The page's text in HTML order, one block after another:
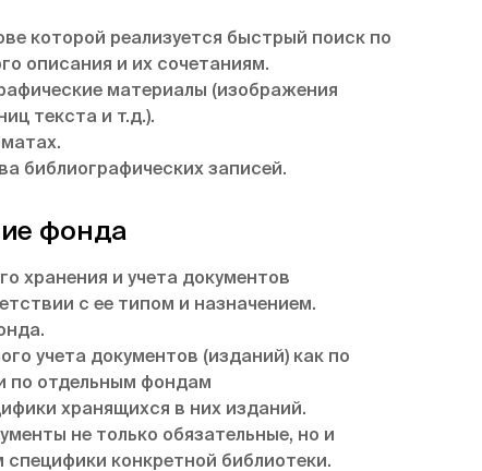
которой реализуется быстрый поиск по
описания и их сочетаниям.
материалы (изображения
текста и т.д.).
библиографических записей.
фонда
хранения и учета документов
с ее типом и назначением.
учета документов (изданий) как по
по отдельным фондам
хранящихся в них изданий.
не только обязательные, но и
специфики конкретной библиотеки.